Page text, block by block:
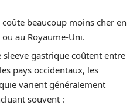
beaucoup moins cher en
ou au Royaume-Uni.
gastrique coûtent entre
pays occidentaux, les
varient généralement
souvent :